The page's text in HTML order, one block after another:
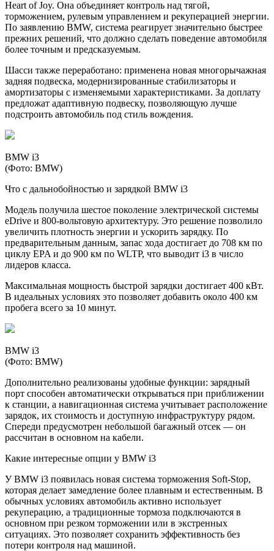
Heart of Joy. Она объединяет контроль над тягой,
торможением, рулевым управлением и рекуперацией энергии.
По заявлению BMW, система реагирует значительно быстрее
прежних решений, что должно сделать поведение автомобиля
более точным и предсказуемым.
Шасси также переработано: применена новая многорычажная
задняя подвеска, модернизированные стабилизаторы и
амортизаторы с изменяемыми характеристиками. За доплату
предложат адаптивную подвеску, позволяющую лучше
подстроить автомобиль под стиль вождения.
BMW i3
(Фото: BMW)
Что с дальнобойностью и зарядкой BMW i3
Модель получила шестое поколение электрической системы
eDrive и 800-вольтовую архитектуру. Это решение позволило
увеличить плотность энергии и ускорить зарядку. По
предварительным данным, запас хода достигает до 708 км по
циклу EPA и до 900 км по WLTP, что выводит i3 в число
лидеров класса.
Максимальная мощность быстрой зарядки достигает 400 кВт.
В идеальных условиях это позволяет добавить около 400 км
пробега всего за 10 минут.
BMW i3
(Фото: BMW)
Дополнительно реализованы удобные функции: зарядный
порт способен автоматически открываться при приближении
к станции, а навигационная система учитывает расположение
зарядок, их стоимость и доступную инфраструктуру рядом.
Спереди предусмотрен небольшой багажный отсек — он
рассчитан в основном на кабели.
Какие интересные опции у BMW i3
У BMW i3 появилась новая система торможения Soft-Stop,
которая делает замедление более плавным и естественным. В
обычных условиях автомобиль активно использует
рекуперацию, а традиционные тормоза подключаются в
основном при резком торможении или в экстренных
ситуациях. Это позволяет сохранить эффективность без
потери контроля над машиной.